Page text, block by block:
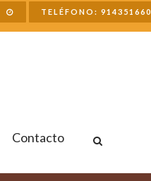
TELÉFONO: 914351660
Contacto